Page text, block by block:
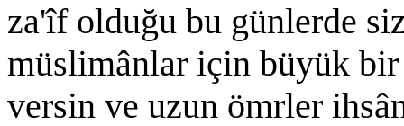
za'îf olduğu bu günlerde
müslimânlar için büyük
versin ve uzun ömrler